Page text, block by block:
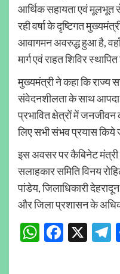
आर्थिक सहायता एवं मूलभूत
रही वर्षा के दृष्टिगत
आवागमन अवरुद्ध हुआ है,
मार्ग एवं राहत शिविर
मुख्यमंत्री ने कहा कि राज्य
संवेदनशीलता के साथ
प्रभावित क्षेत्रों में
लिए सभी संभव प्रयास किये
इस अवसर पर कैबिनेट मंत्री
सलाहकार समिति विनय
पांडेय, जिलाधिकारी
और जिला प्रशासन के
X